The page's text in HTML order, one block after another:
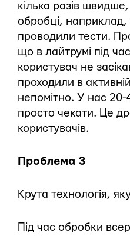
кілька разів
обробці, наприклад,
проводили тести.
що в лайтрумі під
користувач не
проходили в
непомітно. У нас
просто чекати. Це
користувачів.
Проблема 3
Крута технологія,
Під час обробки